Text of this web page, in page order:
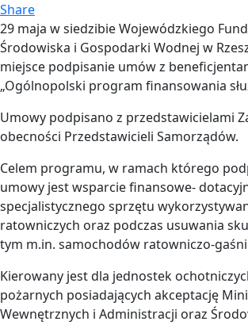
Share
29 maja w siedzibie Wojewódzkiego
Środowiska i Gospodarki Wodnej w
miejsce podpisanie umów z
„Ogólnopolski program finansowania
Umowy podpisano z przedstawicielami
obecności Przedstawicieli Samorządów.
Celem programu, w ramach którego
umowy jest wsparcie finansowe-
specjalistycznego sprzętu
ratowniczych oraz podczas usuwania
tym m.in. samochodów ratowniczo-
Kierowany jest dla jednostek
pożarnych posiadających akceptację
Wewnętrznych i Administracji oraz